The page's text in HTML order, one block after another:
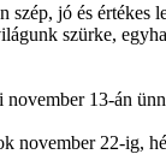
jó és értékes
szürke,
13-án
22-ig,